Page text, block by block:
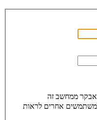
ממחשב זה
אחרים לראות